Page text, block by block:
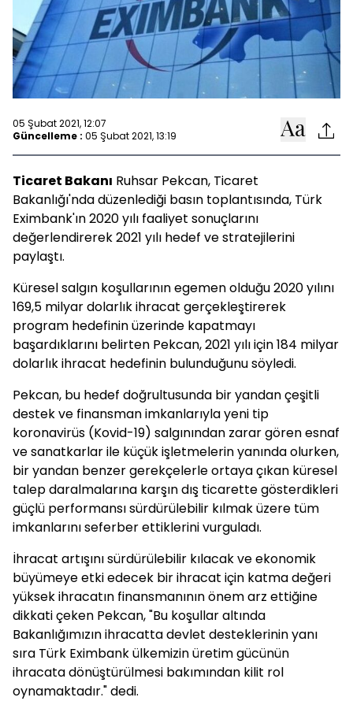
05 Şubat 2021, 12:07
Güncelleme : 05 Şubat 2021, 13:19
Ticaret Bakanı Ruhsar Pekcan, Ticaret
Bakanlığı'nda düzenlediği basın toplantısında, Türk
Eximbank'ın 2020 yılı faaliyet sonuçlarını
değerlendirerek 2021 yılı hedef ve stratejilerini
paylaştı.
Küresel salgın koşullarının egemen olduğu 2020 yılını
169,5 milyar dolarlık ihracat gerçekleştirerek
program hedefinin üzerinde kapatmayı
başardıklarını belirten Pekcan, 2021 yılı için 184 milyar
dolarlık ihracat hedefinin bulunduğunu söyledi.
Pekcan, bu hedef doğrultusunda bir yandan çeşitli
destek ve finansman imkanlarıyla yeni tip
koronavirüs (Kovid-19) salgınından zarar gören esnaf
ve sanatkarlar ile küçük işletmelerin yanında olurken,
bir yandan benzer gerekçelerle ortaya çıkan küresel
talep daralmalarına karşın dış ticarette gösterdikleri
güçlü performansı sürdürülebilir kılmak üzere tüm
imkanlarını seferber ettiklerini vurguladı.
İhracat artışını sürdürülebilir kılacak ve ekonomik
büyümeye etki edecek bir ihracat için katma değeri
yüksek ihracatın finansmanının önem arz ettiğine
dikkati çeken Pekcan, "Bu koşullar altında
Bakanlığımızın ihracatta devlet desteklerinin yanı
sıra Türk Eximbank ülkemizin üretim gücünün
ihracata dönüştürülmesi bakımından kilit rol
oynamaktadır." dedi.